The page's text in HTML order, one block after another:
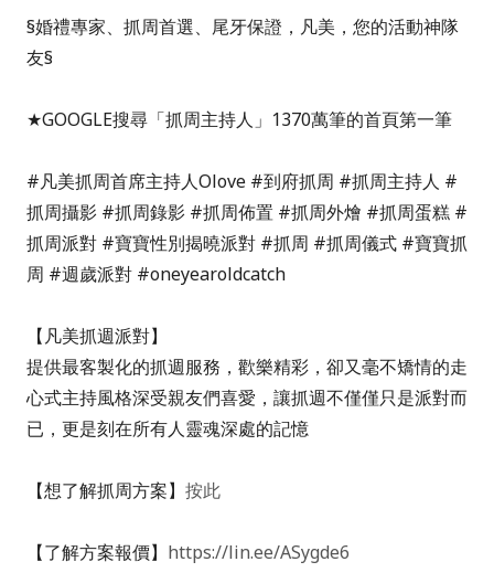
§婚禮專家、抓周首選、尾牙保證，凡美，您的活動神隊
友§
★GOOGLE搜尋「抓周主持人」1370萬筆的首頁第一筆
#凡美抓周首席主持人Olove #到府抓周 #抓周主持人 #
抓周攝影 #抓周錄影 #抓周佈置 #抓周外燴 #抓周蛋糕 #
抓周派對 #寶寶性別揭曉派對 #抓周 #抓周儀式 #寶寶抓
周 #週歲派對 #oneyearoldcatch
【凡美抓週派對】
提供最客製化的抓週服務，歡樂精彩，卻又毫不矯情的走
心式主持風格深受親友們喜愛，讓抓週不僅僅只是派對而
已，更是刻在所有人靈魂深處的記憶
【想了解抓周方案】 按此
【了解方案報價】 https://lin.ee/ASygde6